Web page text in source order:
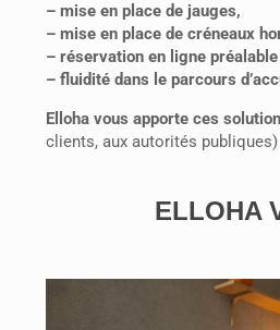
– mise en place de jauges,
– mise en place de créneaux
– réservation en ligne
– fluidité dans le parcours
Elloha vous apporte ces
clients, aux autorités
ELLOHA